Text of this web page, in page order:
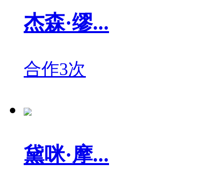
杰森·缪...
合作3次
黛咪·摩...